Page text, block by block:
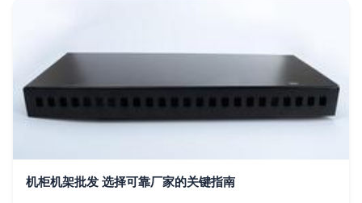
机柜机架批发 选择可靠厂家的关键指南